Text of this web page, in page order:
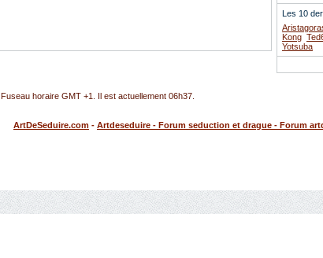
Les 10
Kong
Yotsuba
Fuseau horaire GMT +1. Il est actuellement 06h37.
ArtDeSeduire.com - Artdeseduire - Forum seduction et drague - Forum